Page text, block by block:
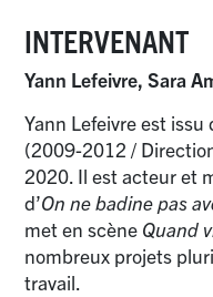
INTERVENANT
Yann Lefeivre, Sara
Yann Lefeivre est
(2009-2012 /
2020. Il est acteur et
d’On ne badine pas
met en scène Quand
nombreux projets
travail.